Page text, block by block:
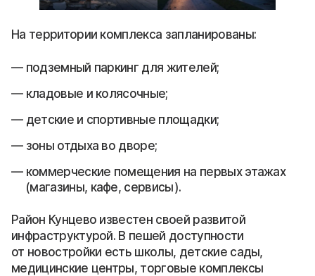
На территории комплекса запланированы:
подземный паркинг для жителей;
кладовые и колясочные;
детские и спортивные площадки;
зоны отдыха во дворе;
коммерческие помещения на первых этажах
(магазины, кафе, сервисы).
Район Кунцево известен своей развитой
инфраструктурой. В пешей доступности
от новостройки есть школы, детские сады,
медицинские центры, торговые комплексы